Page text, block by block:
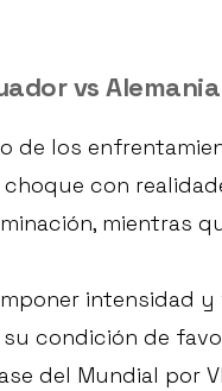
vs Alemania
de los
con
mientras
intensidad
condición de
del Mundial por